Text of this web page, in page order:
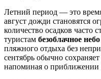
Летний период — это
август дожди становятся
количество осадков часто
туристам безоблачное небо
пляжного отдыха без
сентябрь обычно
напоминая о